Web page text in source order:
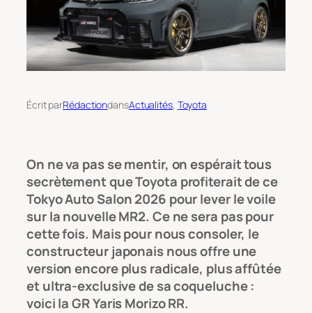
Écrit parRédactiondansActualités, Toyota
On ne va pas se mentir, on espérait tous
secrètement que Toyota profiterait de ce
Tokyo Auto Salon 2026 pour lever le voile
sur la nouvelle MR2. Ce ne sera pas pour
cette fois. Mais pour nous consoler, le
constructeur japonais nous offre une
version encore plus radicale, plus affûtée
et ultra-exclusive de sa coqueluche :
voici la GR Yaris Morizo RR.